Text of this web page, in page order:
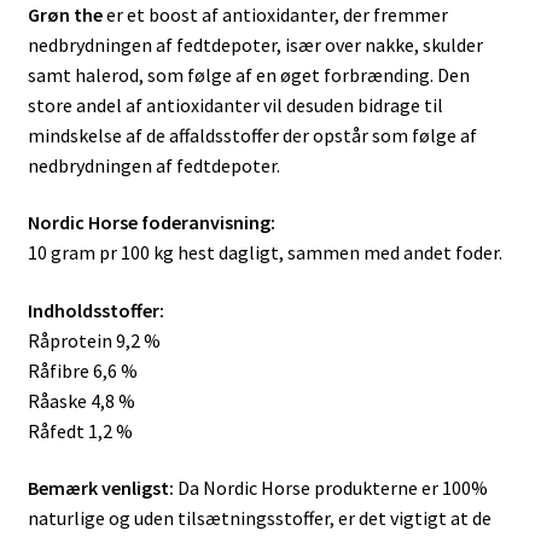
Grøn theer et boost af antioxidanter, der fremmer
nedbrydningen af fedtdepoter, især over nakke, skulder
samt halerod, som følge af en øget forbrænding. Den
store andel af antioxidanter vil desuden bidrage til
mindskelse af de affaldsstoffer der opstår som følge af
nedbrydningen af fedtdepoter.
Nordic Horse foderanvisning:
10 gram pr 100 kg hest dagligt, sammen med andet foder.
Indholdsstoffer:
Råprotein 9,2 %
Råfibre 6,6 %
Råaske 4,8 %
Råfedt 1,2 %
Bemærk venligst: Da Nordic Horse produkterne er 100%
naturlige og uden tilsætningsstoffer, er det vigtigt at de